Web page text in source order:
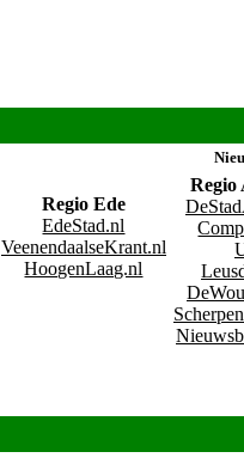
Regio Ede
EdeStad.nl
VeenendaalseKrant.nl
HoogenLaag.nl
Regio